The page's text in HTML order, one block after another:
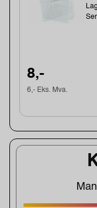
8,-
6,- Eks. Mva.